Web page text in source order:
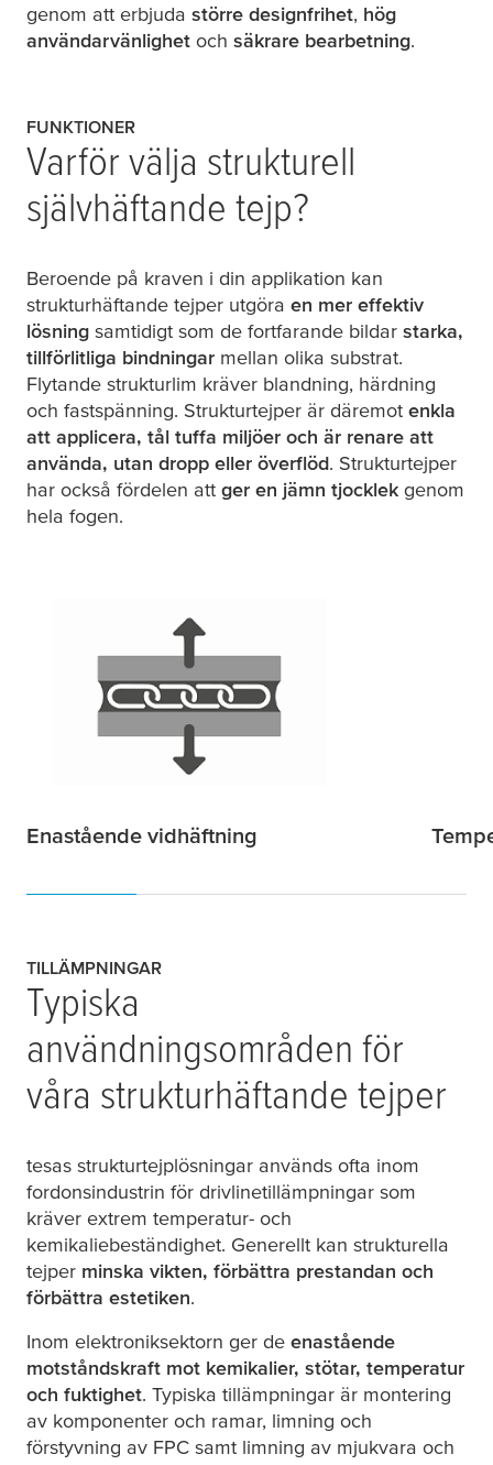
genom att erbjuda större designfrihet, hög
användarvänlighet och säkrare bearbetning.
FUNKTIONER
Varför välja strukturell
självhäftande tejp?
Beroende på kraven i din applikation kan
strukturhäftande tejper utgöra en mer effektiv
lösning samtidigt som de fortfarande bildar starka,
tillförlitliga bindningar mellan olika substrat.
Flytande strukturlim kräver blandning, härdning
och fastspänning. Strukturtejper är däremot enkla
att applicera, tål tuffa miljöer och är renare att
använda, utan dropp eller överflöd. Strukturtejper
har också fördelen att ger en jämn tjocklek genom
hela fogen.
Enastående vidhäftning
TILLÄMPNINGAR
Typiska
användningsområden för
våra strukturhäftande tejper
tesas strukturtejplösningar används ofta inom
fordonsindustrin för drivlinetillämpningar som
kräver extrem temperatur- och
kemikaliebeständighet. Generellt kan strukturella
tejper minska vikten, förbättra prestandan och
förbättra estetiken.
Inom elektroniksektorn ger de enastående
motståndskraft mot kemikalier, stötar, temperatur
och fuktighet. Typiska tillämpningar är montering
av komponenter och ramar, limning och
förstyvning av FPC samt limning av mjukvara och